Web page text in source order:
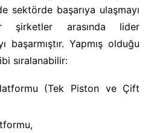
sektörde başarıya ulaşmayı
şirketler arasında lider
başarmıştır. Yapmış olduğu
sıralanabilir:
(Tek Piston ve Çift